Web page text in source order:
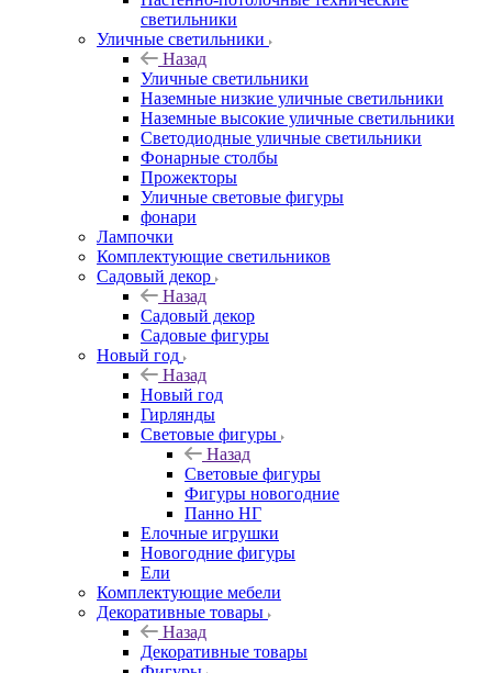
светильники
Уличные светильники
Назад
Уличные светильники
Наземные низкие уличные светильники
Наземные высокие уличные светильники
Светодиодные уличные светильники
Фонарные столбы
Прожекторы
Уличные световые фигуры
фонари
Лампочки
Комплектующие светильников
Садовый декор
Назад
Садовый декор
Садовые фигуры
Новый год
Назад
Новый год
Гирлянды
Световые фигуры
Назад
Световые фигуры
Фигуры новогодние
Панно НГ
Елочные игрушки
Новогодние фигуры
Ели
Комплектующие мебели
Декоративные товары
Назад
Декоративные товары